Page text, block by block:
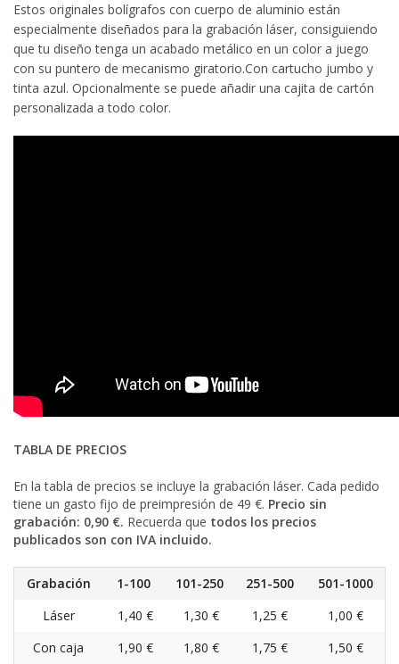
Estos originales bolígrafos con cuerpo de aluminio están
especialmente diseñados para la grabación láser, consiguiendo
que tu diseño tenga un acabado metálico en un color a juego
con su puntero de mecanismo giratorio.Con cartucho jumbo y
tinta azul. Opcionalmente se puede añadir una cajita de cartón
personalizada a todo color.
TABLA DE PRECIOS
En la tabla de precios se incluye la grabación láser. Cada pedido
tiene un gasto fijo de preimpresión de 49 €. Precio sin
grabación: 0,90 €. Recuerda que todos los precios
publicados son con IVA incluido.
Grabación 1-100 101-250 251-500
501-1000
Láser
1,40 € 1,30 € 1,25 €
1,00 €
Con caja
1,90 € 1,80 € 1,75 € 1,50 €